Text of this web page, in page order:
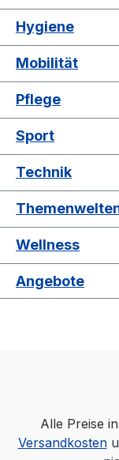
Hygiene
Mobilität
Pflege
Sport
Technik
Wellness
Angebote
Alle Preise
Versandkosten